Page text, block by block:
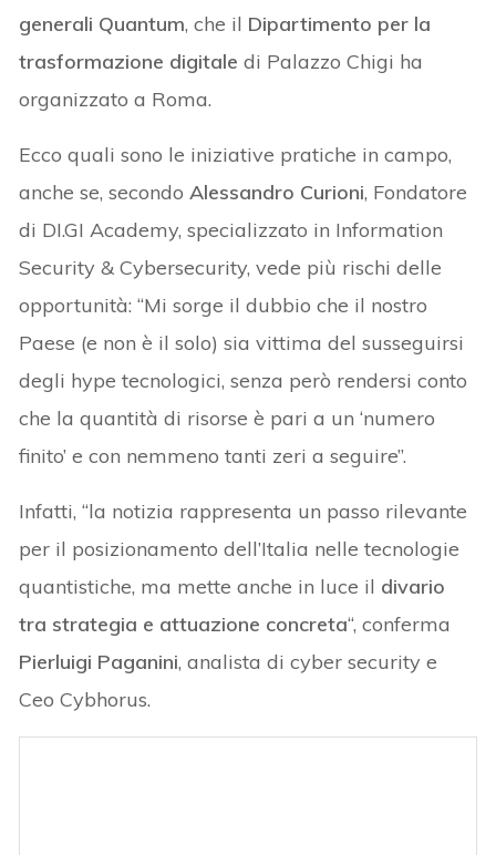
generali Quantum, che il Dipartimento per la
trasformazione digitale di Palazzo Chigi ha
organizzato a Roma.
Ecco quali sono le iniziative pratiche in campo,
anche se, secondoAlessandro Curioni, Fondatore
di DI.GI Academy, specializzato in Information
Security & Cybersecurity, vede più rischi delle
opportunità: “Mi sorge il dubbio che il nostro
Paese (e non è il solo) sia vittima del susseguirsi
degli hype tecnologici, senza però rendersi conto
che la quantità di risorse è pari a un ‘numero
finito’ e con nemmeno tanti zeri a seguire”.
Infatti, “la notizia rappresenta un passo rilevante
per il posizionamento dell’Italia nelle tecnologie
quantistiche, ma mette anche in luce il divario
tra strategia e attuazione concreta“, conferma
Pierluigi Paganini, analista di cyber security e
Ceo Cybhorus.